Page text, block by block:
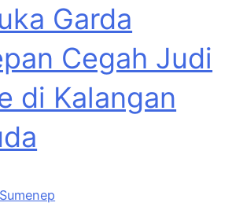
Garda
Cegah Judi
di Kalangan
Sumenep